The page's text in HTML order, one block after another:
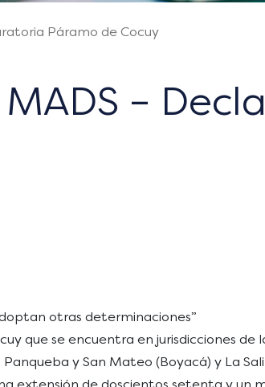
Páramo de Cocuy
–
otras determinaciones”
que se encuentra en jurisdicciones de
Panqueba y San Mateo (Boyacá) y La